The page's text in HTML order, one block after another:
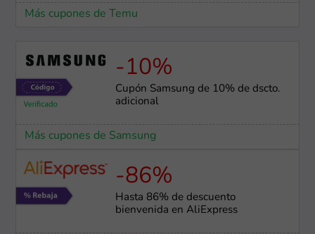
Más cupones de Temu
-10%
Cupón Samsung de 10% de dscto.
adicional
Más cupones de Samsung
-86%
Hasta 86% de descuento
bienvenida en AliExpress